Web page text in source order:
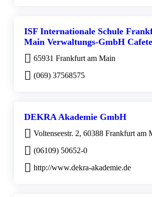
ISF Internationale Schule
Main Verwaltungs-GmbH
65931 Frankfurt am Main
(069) 37568575
DEKRA Akademie GmbH
Voltenseestr. 2, 60388 Frankfurt am
(06109) 50652-0
http://www.dekra-akademie.de